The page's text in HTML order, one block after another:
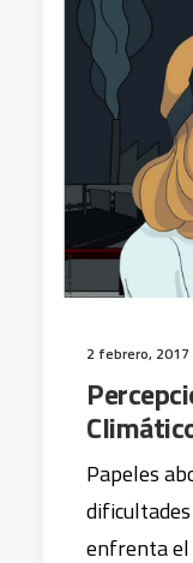
2 febrero, 2017
Papeles
enfrenta el